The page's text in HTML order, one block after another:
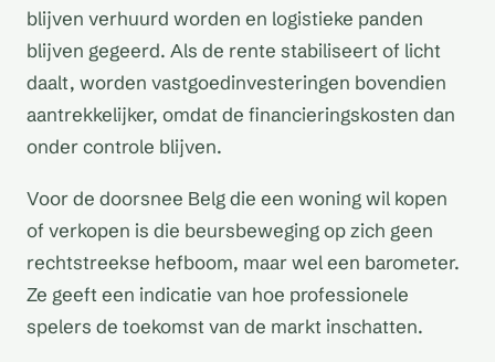
blijven verhuurd worden en logistieke panden
blijven gegeerd. Als de rente stabiliseert of licht
daalt, worden vastgoedinvesteringen bovendien
aantrekkelijker, omdat de financieringskosten dan
onder controle blijven.
Voor de doorsnee Belg die een woning wil kopen
of verkopen is die beursbeweging op zich geen
rechtstreekse hefboom, maar wel een barometer.
Ze geeft een indicatie van hoe professionele
spelers de toekomst van de markt inschatten.